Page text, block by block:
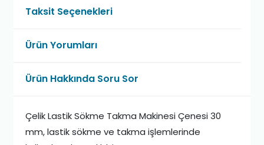
Taksit Seçenekleri
Ürün Yorumları
Ürün Hakkında Soru Sor
Çelik Lastik Sökme Takma Makinesi Çenesi 30
mm, lastik sökme ve takma işlemlerinde